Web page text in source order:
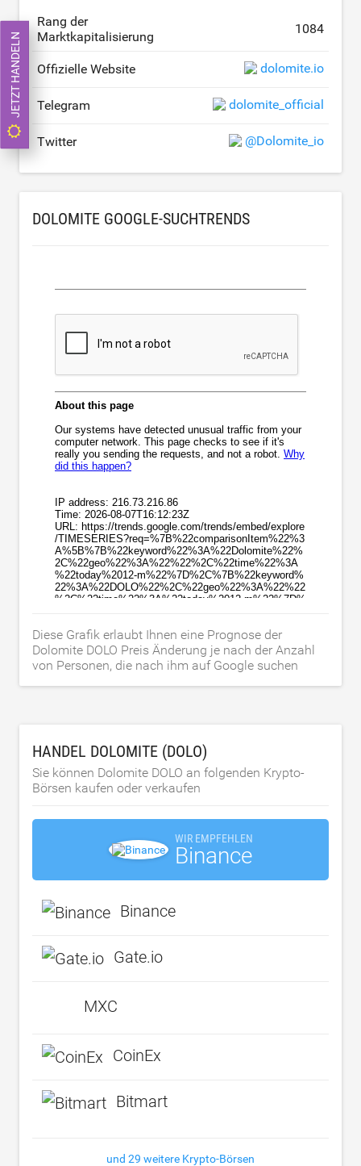
Rang der
Marktkapitalisierung
1084
Offizielle Website dolomite.io
Telegram dolomite_official
Twitter @Dolomite_io
DOLOMITE GOOGLE-SUCHTRENDS
Diese Grafik erlaubt Ihnen eine Prognose der
Dolomite DOLO Preis Änderung je nach der Anzahl
von Personen, die nach ihm auf Google suchen
HANDEL DOLOMITE (DOLO)
Sie können Dolomite DOLO an folgenden Krypto-
Börsen kaufen oder verkaufen
WIR EMPFEHLEN
Binance
Binance
Gate.io
MXC
CoinEx
Bitmart
und 29 weitere Krypto-Börsen
JETZT HANDELN